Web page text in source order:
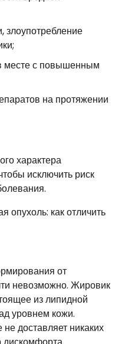
злоупотребление
месте с повышенным
на протяжении
характера
исключить риск
от
невозможно. Жировик
из липидной
уровнем кожи.
доставляет никаких